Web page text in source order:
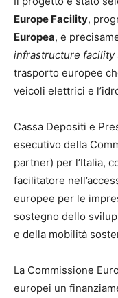
Europe Facility,
Europea, e
infrastructure facility
trasporto europee
veicoli elettrici e
Cassa Depositi e
esecutivo della
partner) per l’Italia,
facilitatore
europee per le
sostegno dello
e della mobilità
La Commissione
europei un